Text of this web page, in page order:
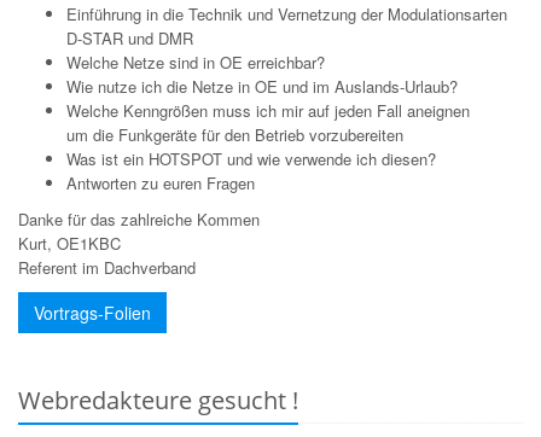
Einführung in die Technik und Vernetzung der Modulationsarten
D-STAR und DMR
Welche Netze sind in OE erreichbar?
Wie nutze ich die Netze in OE und im Auslands-Urlaub?
Welche Kenngrößen muss ich mir auf jeden Fall aneignen
um die Funkgeräte für den Betrieb vorzubereiten
Was ist ein HOTSPOT und wie verwende ich diesen?
Antworten zu euren Fragen
Danke für das zahlreiche Kommen
Kurt, OE1KBC
Referent im Dachverband
Vortrags-Folien
Webredakteure gesucht !